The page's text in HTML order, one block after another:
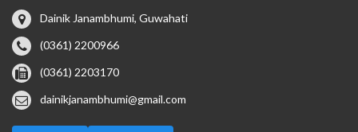
Dainik Janambhumi, Guwahati
(0361) 2200966
(0361) 2203170
dainikjanambhumi@gmail.com